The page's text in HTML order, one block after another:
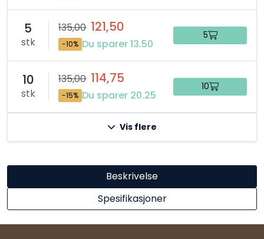
5
stk
135,00 121,50
-10% Du sparer 13.50
5
10
stk
135,00 114,75
-15% Du sparer 20.25
10
Vis flere
Beskrivelse
Spesifikasjoner